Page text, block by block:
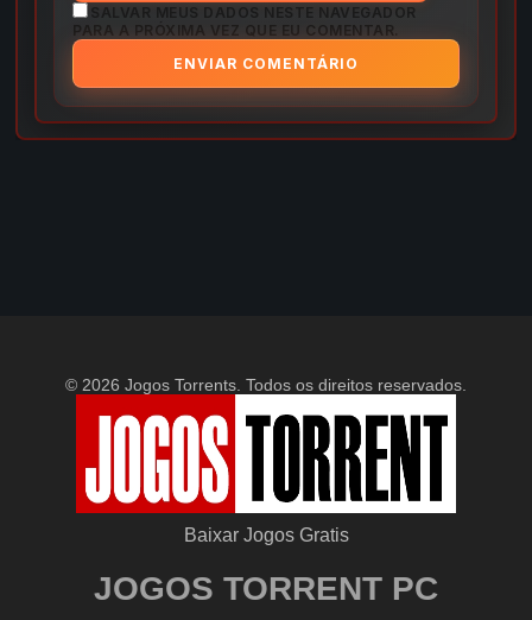
SALVAR MEUS DADOS NESTE NAVEGADOR
PARA A PRÓXIMA VEZ QUE EU COMENTAR.
© 2026 Jogos Torrents. Todos os direitos reservados.
Baixar Jogos Gratis
JOGOS TORRENT PC